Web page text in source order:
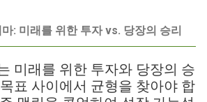
: 미래를 위한 투자 vs. 당장의 승리
미래를 위한 투자와 당장의 승
표 사이에서 균형을 찾아야 합